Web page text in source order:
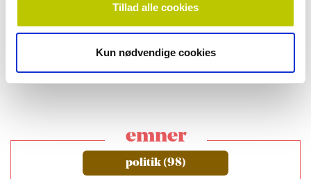
Tillad alle cookies
Kun nødvendige cookies
emner
politik (98)